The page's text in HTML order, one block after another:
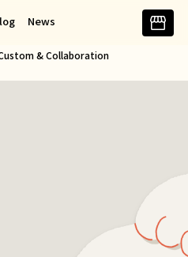
News
& Collaboration